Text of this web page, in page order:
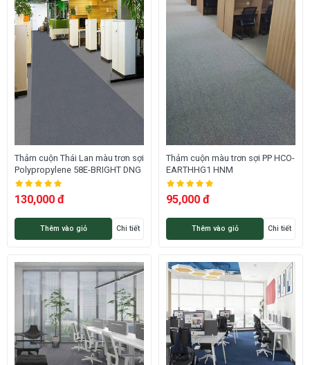
Thảm cuộn Thái Lan màu trơn sợi
Polypropylene 58E-BRIGHT DNG
130,000 đ
Thêm vào giỏ Chi tiết
Thảm cuộn màu trơn sợi PP HCO-
EARTHHG1 HNM
95,000 đ
Thêm vào giỏ Chi tiết